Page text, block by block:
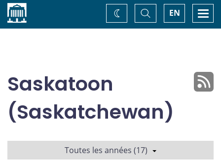
Accueil EN
Basculer
la
recherche
Changez
de
Saskatoon
(Saskatchewan)
Toutes les années (17)